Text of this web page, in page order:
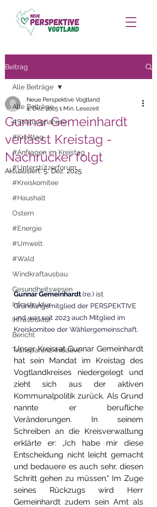
Beitrag
Alle Beiträge
#Stellungnahme
#Kreistag
#Anfragen im Kreistag
#Unterstützerforum
#Kreiskomitee
#Haushalt
Ostern
#Energie
#Umwelt
#Wald
Windkraftausbau
Gesundheitswesen
Infrastruktur
Infrastruktur
Bericht
Transparenz-Initiative
Alle Beiträge
Gunnar Gemeinhardt
verlässt Kreistag -
Nachrücker folgt
Neue Perspektive Vogtland
4. Dez. 2025 1 Min. Lesezeit
Aktualisiert:5. Dez. 2025
Gunnar Gemeinhardt (re.) ist
Gründungsmitglied der PERSPEKTIVE
und war seit 2023 auch Mitglied im
Kreiskomitee der Wählergemeinschaft.
Unser Kreisrat Gunnar Gemeinhardt
hat sein Mandat im Kreistag des
Vogtlandkreises niedergelegt und
zieht sich aus der aktiven
Kommunalpolitik zurück. Als Grund
nannte er berufliche
Veränderungen. In seinem
Schreiben an die Kreisverwaltung
erklärte er: „Ich habe mir diese
Entscheidung nicht leicht gemacht
und bedauere es auch sehr, diesen
Schritt gehen zu müssen.“ Im Zuge
seines Rückzugs wird Herr
Gemeinhardt zudem sein Amt als